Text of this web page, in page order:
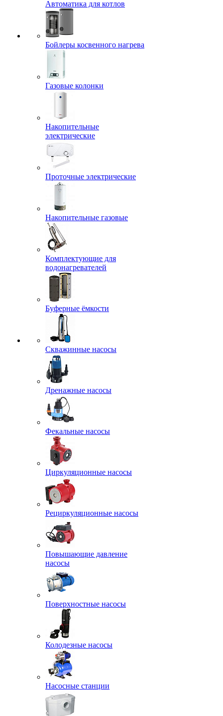
Автоматика для котлов
Бойлеры косвенного нагрева
Газовые колонки
Накопительные
электрические
Проточные электрические
Накопительные газовые
Комплектующие для
водонагревателей
Буферные ёмкости
Скважинные насосы
Дренажные насосы
Фекальные насосы
Циркуляционные насосы
Рециркуляционные насосы
Повышающие давление
насосы
Поверхностные насосы
Колодезные насосы
Насосные станции